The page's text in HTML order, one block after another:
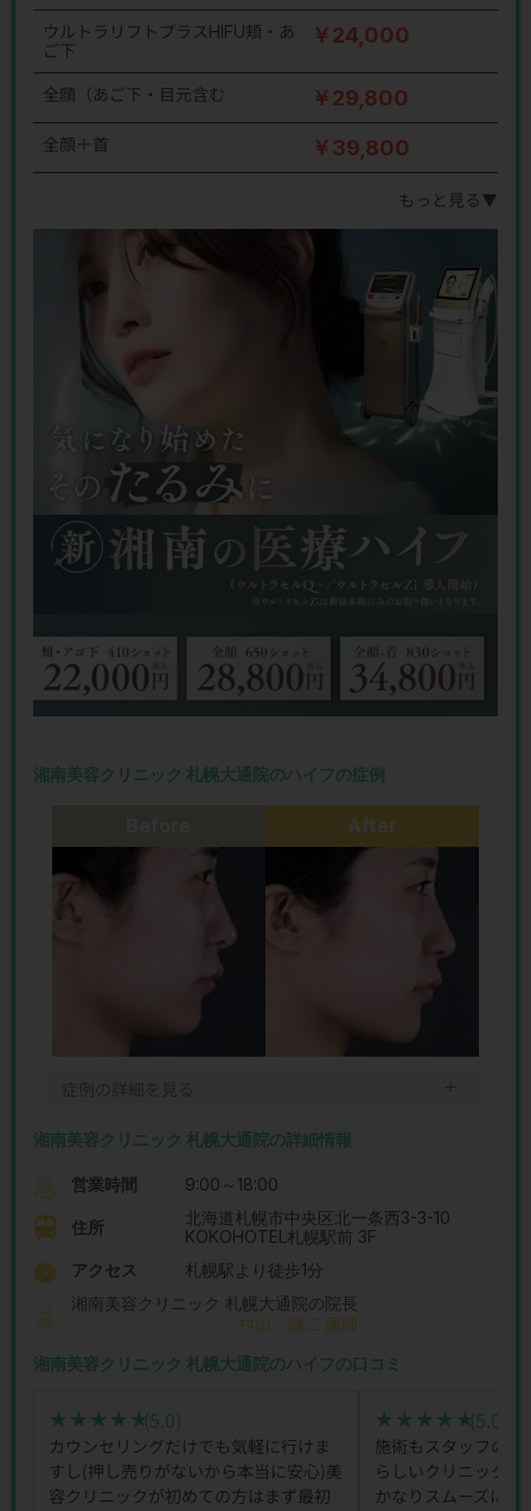
ウルトラリフトプラスHIFU頬・あ
ご下
￥24,000
全顔（あご下・目元含む ￥29,800
全顔＋首 ￥39,800
もっと見る▼
湘南美容クリニック 札幌大通院のハイフの症例
After
＋
湘南美容クリニック 札幌大通院の詳細情報
営業時間 9:00～18:00
住所
北海道札幌市中央区北一条西3-3-10
KOKOHOTEL札幌駅前 3F
アクセス
札幌駅より徒歩1分
湘南美容クリニック 札幌大通院の院長
村山 健二 医師
湘南美容クリニック 札幌大通院のハイフの口コミ
★★★★★
★★★★★(5.0)
カウンセリングだけでも気軽に行けま
すし(押し売りがないから本当に安心)美
容クリニックが初めての方はまず最初
★★★★★
★★★★★(5.0)
施術もスタッフの皆
らしいクリニック
かなりスムーズに運